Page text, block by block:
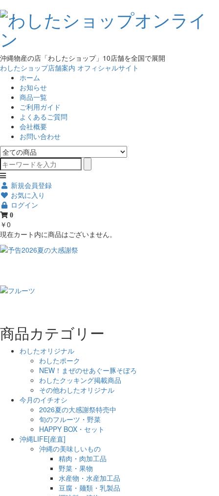
沖縄物産の店「わしたショップ」10店舗を全国で展開
わしたショップ店舗案内 オフィシャルサイト
ホーム
お知らせ
商品一覧
ご利用ガイド
よくあるご質問
会社概要
お問い合わせ
新規会員登録
お気に入り
ログイン
0
￥0
現在カート内に商品はございません。
商品カテゴリー
わしたオリジナル
わしたポーク
NEW！まぜのせあぐー豚そぼろ
わしたクッキング掲載商品
その他わしたオリジナル
今月のイチオシ
2026夏の大感謝祭特売中
旬のフルーツ・野菜
HAPPY BOX・セット
沖縄LIFE[産直]
沖縄の美味しいもの
精肉・肉加工品
野菜・果物
水産物・水産加工品
豆腐・麺類・乳製品